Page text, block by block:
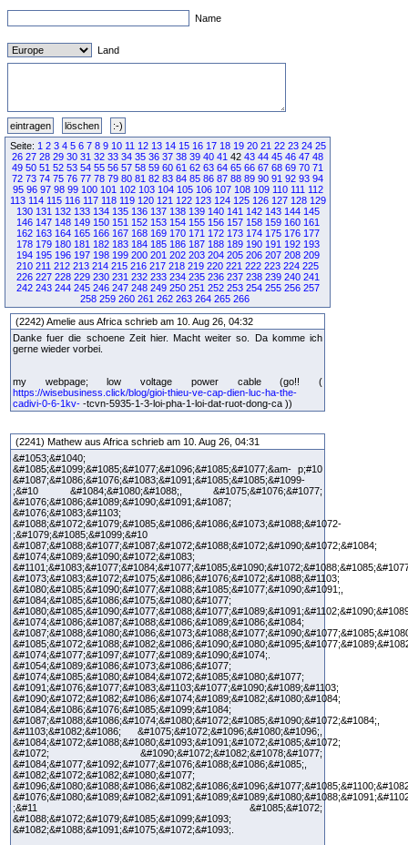
Name
Land
Seite: 1 2 3 4 5 6 7 8 9 10 11 12 13 14 15 16 17 18 19 20 21 22 23 24 25
26 27 28 29 30 31 32 33 34 35 36 37 38 39 40 41 42 43 44 45 46 47 48
49 50 51 52 53 54 55 56 57 58 59 60 61 62 63 64 65 66 67 68 69 70 71
72 73 74 75 76 77 78 79 80 81 82 83 84 85 86 87 88 89 90 91 92 93 94
95 96 97 98 99 100 101 102 103 104 105 106 107 108 109 110 111 112
113 114 115 116 117 118 119 120 121 122 123 124 125 126 127 128 129
130 131 132 133 134 135 136 137 138 139 140 141 142 143 144 145
146 147 148 149 150 151 152 153 154 155 156 157 158 159 160 161
162 163 164 165 166 167 168 169 170 171 172 173 174 175 176 177
178 179 180 181 182 183 184 185 186 187 188 189 190 191 192 193
194 195 196 197 198 199 200 201 202 203 204 205 206 207 208 209
210 211 212 213 214 215 216 217 218 219 220 221 222 223 224 225
226 227 228 229 230 231 232 233 234 235 236 237 238 239 240 241
242 243 244 245 246 247 248 249 250 251 252 253 254 255 256 257
258 259 260 261 262 263 264 265 266
(2242) Amelie aus Africa schrieb am 10. Aug 26, 04:32
Danke fuer die schoene Zeit hier. Macht weiter so. Da komme ich
gerne wieder vorbei.
my webpage; low voltage power cable (go!! (
https://wisebusiness.click/blog/gioi-thieu-ve-cap-dien-luc-ha-the-
cadivi-0-6-1kv- -tcvn-5935-1-3-loi-pha-1-loi-dat-ruot-dong-ca ))
(2241) Mathew aus Africa schrieb am 10. Aug 26, 04:31
&#1053;&#1040;
&#1085;&#1099;&#1085;&#1077;&#1096;&#1085;&#1077;&am- p;#10
&#1087;&#1086;&#1076;&#1083;&#1091;&#1085;&#1085;&#1099-
;&#10 &#1084;&#1080;&#1088;, &#1075;&#1076;&#1077;
&#1076;&#1086;&#1089;&#1090;&#1091;&#1087;
&#1076;&#1083;&#1103;
&#1088;&#1072;&#1079;&#1085;&#1086;&#1086;&#1073;&#1088;&#1072-
;&#1079;&#1085;&#1099;&#10
&#1087;&#1088;&#1077;&#1087;&#1072;&#1088;&#1072;&#1090;&#1072;&#1084;
&#1074;&#1089;&#1090;&#1072;&#1083;
&#1073;&#1083;&#1072;&#1075;&#1086;&#1076;&#1072;&#1088;&#1103;
&#1080;&#1085;&#1090;&#1077;&#1088;&#1085;&#1077;&#1090;&#1091;,
&#1084;&#1085;&#1086;&#1075;&#1080;&#1077;
&#1074;&#1086;&#1087;&#1088;&#1086;&#1089;&#1086;&#1084;
&#1074;&#1077;&#1097;&#1077;&#1089;&#1090;&#1074;.
&#1054;&#1089;&#1086;&#1073;&#1086;&#1077;
&#1074;&#1085;&#1080;&#1084;&#1072;&#1085;&#1080;&#1077;
&#1091;&#1076;&#1077;&#1083;&#1103;&#1077;&#1090;&#1089;&#1103;
&#1090;&#1072;&#1082;&#1086;&#1074;&#1089;&#1082;&#1080;&#1084;
&#1084;&#1086;&#1076;&#1085;&#1099;&#1084;
&#1087;&#1088;&#1086;&#1074;&#1080;&#1072;&#1085;&#1090;&#1072;&#1084;,
&#1103;&#1082;&#1086; &#1075;&#1072;&#1096;&#1080;&#1096;,
&#1084;&#1072;&#1088;&#1080;&#1093;&#1091;&#1072;&#1085;&#1072;
&#1072; &#1090;&#1072;&#1082;&#1078;&#1077;
&#1084;&#1077;&#1092;&#1077;&#1076;&#1088;&#1086;&#1085;,
&#1082;&#1072;&#1082;&#1080;&#1077;
;&#11 &#1085;&#1072;
&#1088;&#1072;&#1079;&#1085;&#1099;&#1093;
&#1082;&#1088;&#1091;&#1075;&#1072;&#1093;.